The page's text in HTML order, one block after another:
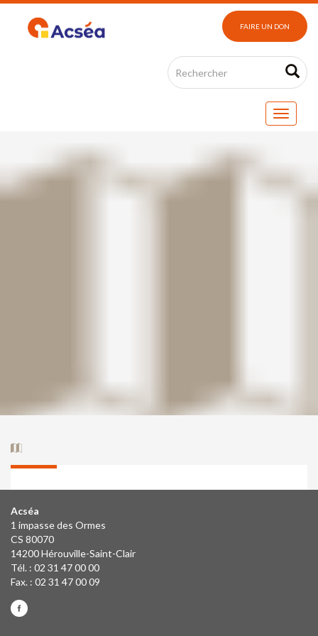
FAIRE UN DON
Acséa
1 impasse des Ormes
CS 80070
14200 Hérouville-Saint-Clair
Tél. : 02 31 47 00 00
Fax. : 02 31 47 00 09